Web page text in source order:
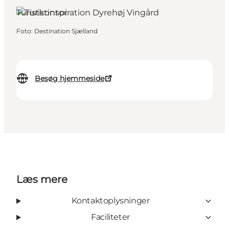
Planlæg ferien
Besøg hjemmeside
Turistkontor
Foto: Destination Sjælland
Læs mere
Kontaktoplysninger
Faciliteter